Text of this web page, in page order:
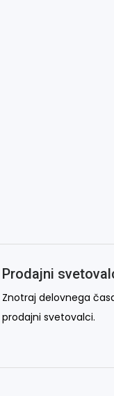
Prodajni
Znotraj delovnega
prodajni svetovalci.